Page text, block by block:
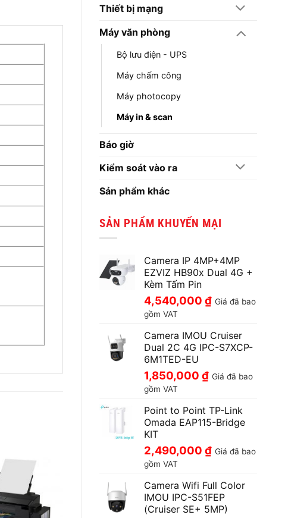
Thiết bị mạng
Máy văn phòng
Bộ lưu điện - UPS
Máy chấm công
Máy photocopy
Máy in & scan
Báo giờ
Kiểm soát vào ra
Sản phẩm khác
SẢN PHẨM KHUYẾN MẠI
Camera IP 4MP+4MP
EZVIZ HB90x Dual 4G +
Kèm Tấm Pin
4,540,000 ₫ Giá đã bao
gồm VAT
Camera IMOU Cruiser
Dual 2C 4G IPC-S7XCP-
6M1TED-EU
1,850,000 ₫ Giá đã bao
gồm VAT
Point to Point TP-Link
Omada EAP115-Bridge
KIT
2,490,000 ₫ Giá đã bao
gồm VAT
Camera Wifi Full Color
IMOU IPC-S51FEP
(Cruiser SE+ 5MP)